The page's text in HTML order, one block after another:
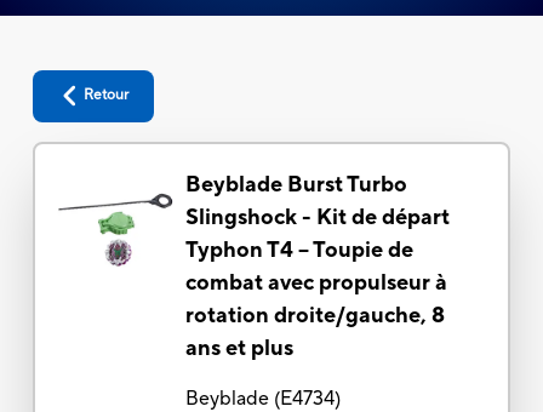
Retour
Beyblade Burst Turbo
Slingshock - Kit de départ
Typhon T4 – Toupie de
combat avec propulseur à
rotation droite/gauche, 8
ans et plus
Beyblade(E4734)